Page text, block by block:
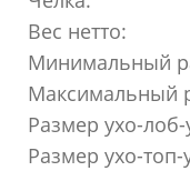
Вес нетто:
Минимальный
Максимальный
Размер ухо-лоб-
Размер ухо-топ-